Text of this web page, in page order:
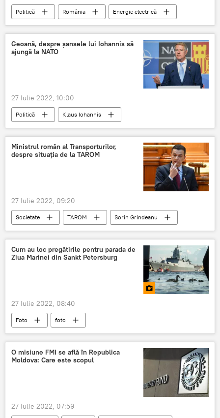
Politică România
Energie electrică
Comisia Europeană
Geoană, despre șansele lui Iohannis să
ajungă la NATO
27 Iulie 2022, 10:00
Politică
Klaus Iohannis
Mircea Geoană
NATO
Ministrul român al Transporturilor,
despre situația de la TAROM
27 Iulie 2022, 09:20
Societate TAROM
Sorin Grindeanu
România
Cum au loc pregătirile pentru parada de
Ziua Marinei din Sankt Petersburg
27 Iulie 2022, 08:40
Foto foto
O misiune FMI se află în Republica
Moldova: Care este scopul
27 Iulie 2022, 07:59